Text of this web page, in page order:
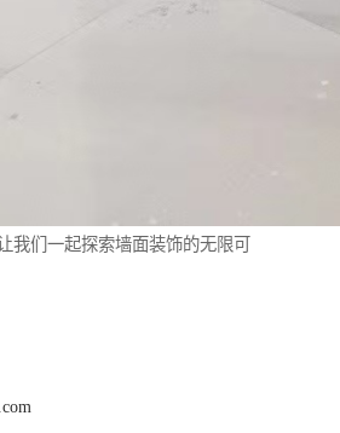
我们一起探索墙面装饰的无限可